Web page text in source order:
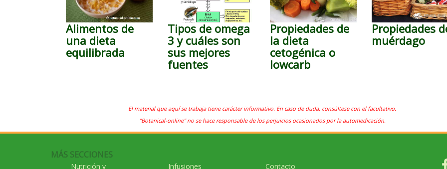
Alimentos de
una dieta
equilibrada
Tipos de omega
3 y cuáles son
sus mejores
fuentes
Propiedades de
la dieta
cetogénica o
lowcarb
Propiedades
muérdago
El material que aquí se trabaja tiene carácter informativo. En caso de duda, consúltese con el facultativo.
"Botanical-online" no se hace responsable de los perjuicios ocasionados por la automedicación.
MÁS SECCIONES
Nutrición y Infusiones Contacto